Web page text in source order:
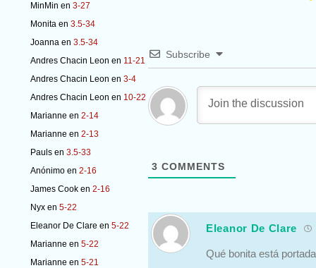
MinMin en 3-27
Monita en 3.5-34
Joanna en 3.5-34
Andres Chacin Leon en 11-21
Andres Chacin Leon en 3-4
Andres Chacin Leon en 10-22
Marianne en 2-14
Marianne en 2-13
Pauls en 3.5-33
Anónimo en 2-16
James Cook en 2-16
Nyx en 5-22
Eleanor De Clare en 5-22
Marianne en 5-22
Marianne en 5-21
Subscribe
3 COMMENTS
Eleanor De Clare
Qué bonita está